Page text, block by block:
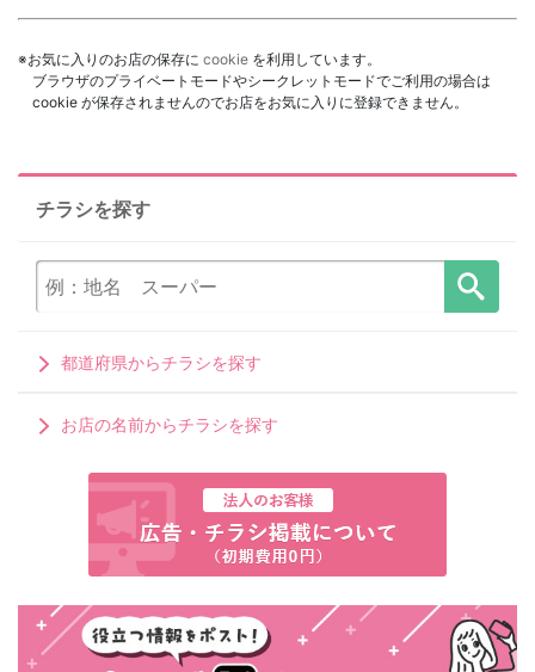
※お気に入りのお店の保存に cookie を利用しています。
ブラウザのプライベートモードやシークレットモードでご利用の場合は
cookie が保存されませんのでお店をお気に入りに登録できません。
チラシを探す
都道府県からチラシを探す
お店の名前からチラシを探す